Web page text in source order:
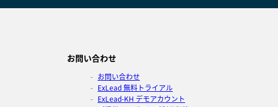
お問い合わせ
お問い合わせ
ExLead 無料トライアル
ExLead-KH デモアカウント